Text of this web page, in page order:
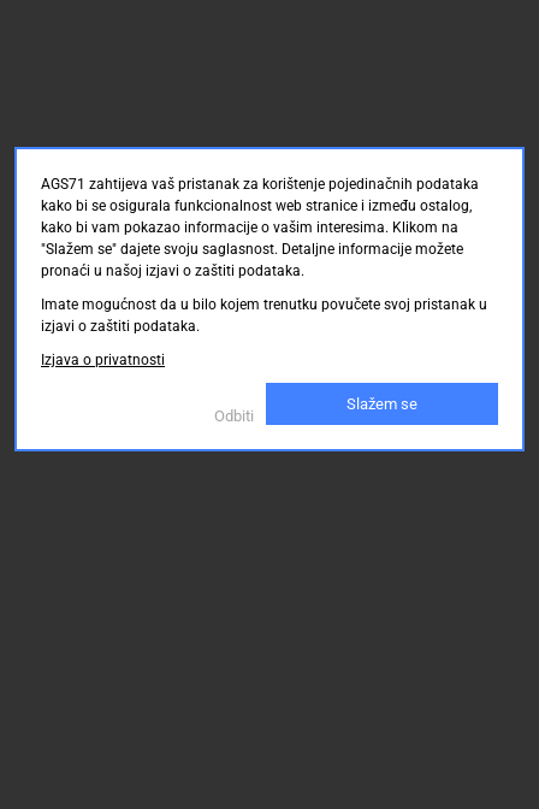
AGS71 zahtijeva vaš pristanak za korištenje pojedinačnih podataka
kako bi se osigurala funkcionalnost web stranice i između ostalog,
kako bi vam pokazao informacije o vašim interesima. Klikom na
"Slažem se" dajete svoju saglasnost. Detaljne informacije možete
pronaći u našoj izjavi o zaštiti podataka.
Imate mogućnost da u bilo kojem trenutku povučete svoj pristanak u
izjavi o zaštiti podataka.
Izjava o privatnosti
Odbiti
Slažem se